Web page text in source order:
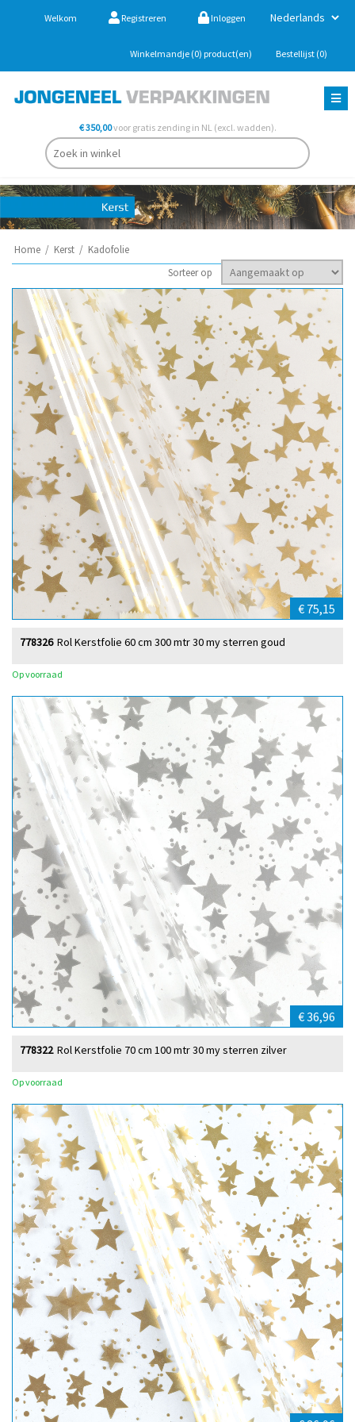
Welkom Registreren Inloggen
Winkelmandje (0) product(en) Bestellijst (0)
€ 350,00voor gratis zending in NL (excl. wadden).
Home / Kerst / Kadofolie
Sorteer op
€ 75,15
Rol Kerstfolie 60 cm 300 mtr 30 my sterren goud
778326
Op voorraad
€ 36,96
Rol Kerstfolie 70 cm 100 mtr 30 my sterren zilver
778322
Op voorraad